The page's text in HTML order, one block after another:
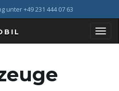
unter +49 231 444 07 63